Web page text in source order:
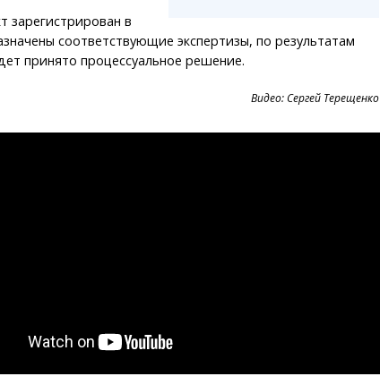
зарегистрирован в
соответствующие экспертизы, по результатам
принято процессуальное решение.
Видео: Сергей Терещенко